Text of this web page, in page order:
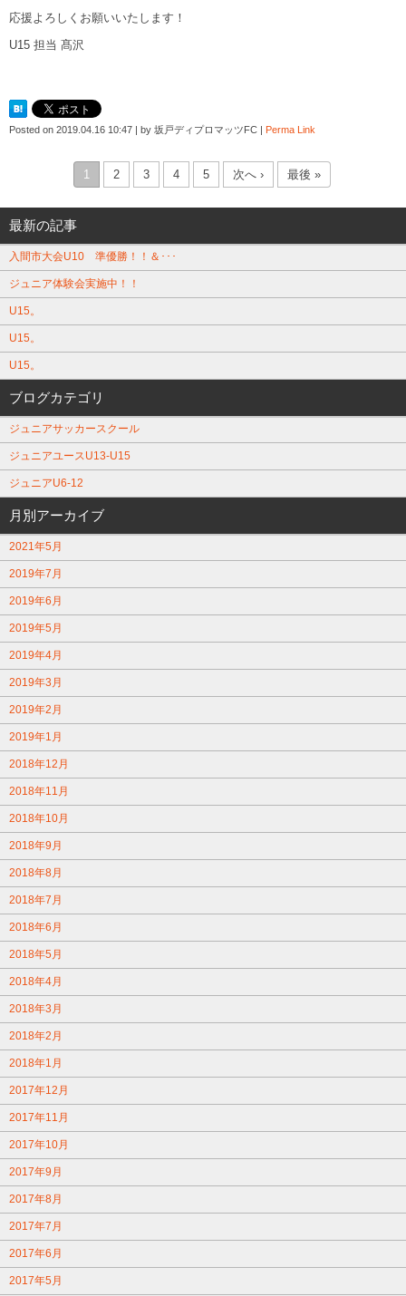
応援よろしくお願いいたします！
U15 担当 髙沢
Posted on 2019.04.16 10:47 by 坂戸ディプロマッツFC Perma Link
1 2 3 4 5 次へ › 最後 »
最新の記事
入間市大会U10 準優勝！！＆･･･
ジュニア体験会実施中！！
U15。
U15。
U15。
ブログカテゴリ
ジュニアサッカースクール
ジュニアユースU13-U15
ジュニアU6-12
月別アーカイブ
2021年5月
2019年7月
2019年6月
2019年5月
2019年4月
2019年3月
2019年2月
2019年1月
2018年12月
2018年11月
2018年10月
2018年9月
2018年8月
2018年7月
2018年6月
2018年5月
2018年4月
2018年3月
2018年2月
2018年1月
2017年12月
2017年11月
2017年10月
2017年9月
2017年8月
2017年7月
2017年6月
2017年5月